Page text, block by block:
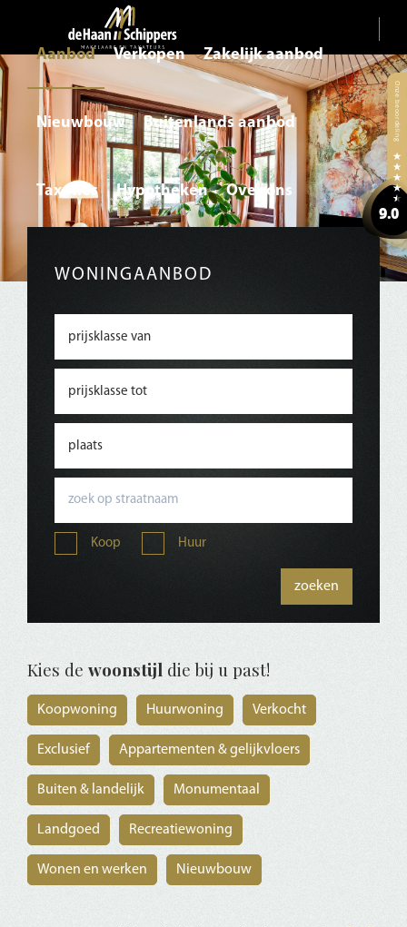
Aanbod Verkopen Zakelijk aanbod
Nieuwbouw Buitenlands aanbod
Taxaties Hypotheken Over ons
WONINGAANBOD
Koop Huur
Kies de woonstijl die bij u past!
Koopwoning Huurwoning Verkocht
Exclusief Appartementen & gelijkvloers
Buiten & landelijk Monumentaal
Landgoed Recreatiewoning
Wonen en werken Nieuwbouw